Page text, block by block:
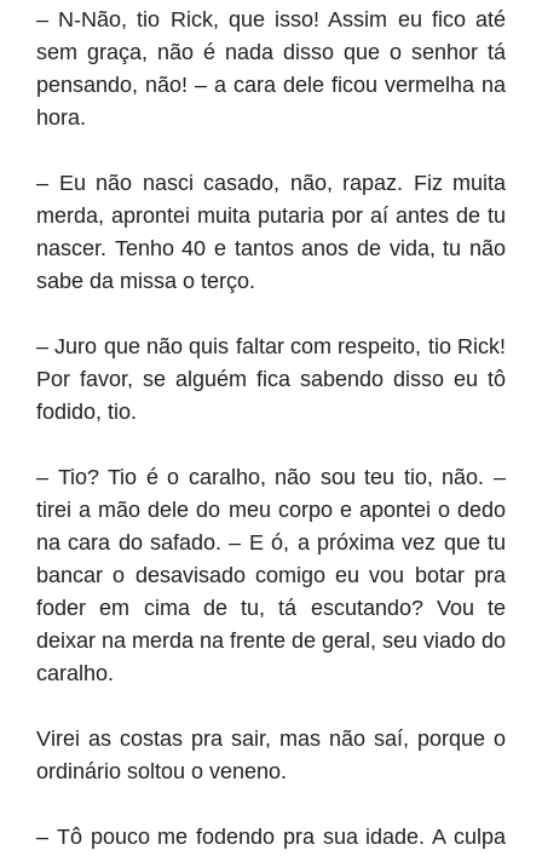
– N-Não, tio Rick, que isso! Assim eu fico até
sem graça, não é nada disso que o senhor tá
pensando, não! – a cara dele ficou vermelha na
hora.
– Eu não nasci casado, não, rapaz. Fiz muita
merda, aprontei muita putaria por aí antes de tu
nascer. Tenho 40 e tantos anos de vida, tu não
sabe da missa o terço.
– Juro que não quis faltar com respeito, tio Rick!
Por favor, se alguém fica sabendo disso eu tô
fodido, tio.
– Tio? Tio é o caralho, não sou teu tio, não. –
tirei a mão dele do meu corpo e apontei o dedo
na cara do safado. – E ó, a próxima vez que tu
bancar o desavisado comigo eu vou botar pra
foder em cima de tu, tá escutando? Vou te
deixar na merda na frente de geral, seu viado do
caralho.
Virei as costas pra sair, mas não saí, porque o
ordinário soltou o veneno.
– Tô pouco me fodendo pra sua idade. A culpa